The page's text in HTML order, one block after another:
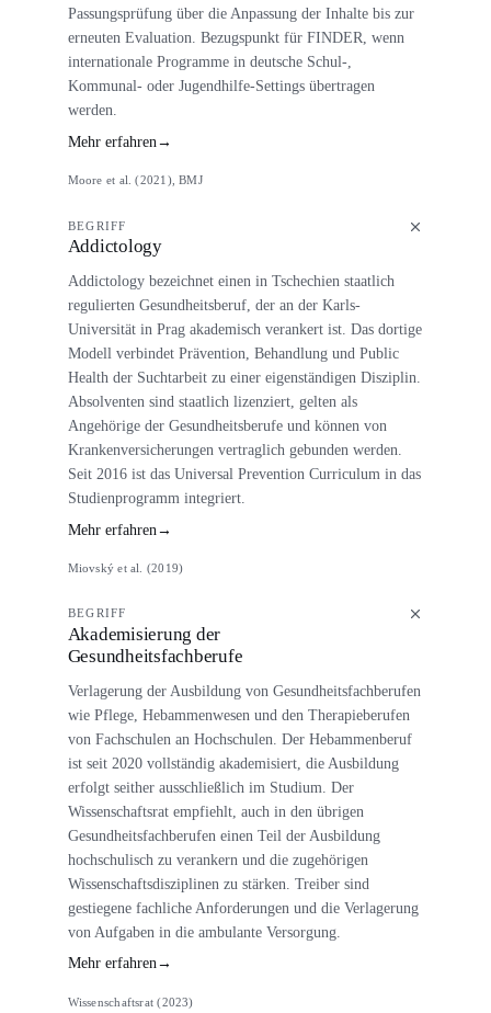
Passungsprüfung über die Anpassung der Inhalte bis zur
erneuten Evaluation. Bezugspunkt für FINDER, wenn
internationale Programme in deutsche Schul-,
Kommunal- oder Jugendhilfe-Settings übertragen
werden.
Mehr erfahren →
Moore et al. (2021), BMJ
BEGRIFF
Addictology
Addictology bezeichnet einen in Tschechien staatlich
regulierten Gesundheitsberuf, der an der Karls-
Universität in Prag akademisch verankert ist. Das dortige
Modell verbindet Prävention, Behandlung und Public
Health der Suchtarbeit zu einer eigenständigen Disziplin.
Absolventen sind staatlich lizenziert, gelten als
Angehörige der Gesundheitsberufe und können von
Krankenversicherungen vertraglich gebunden werden.
Seit 2016 ist das Universal Prevention Curriculum in das
Studienprogramm integriert.
Mehr erfahren →
Miovský et al. (2019)
BEGRIFF
Akademisierung der
Gesundheitsfachberufe
Verlagerung der Ausbildung von Gesundheitsfachberufen
wie Pflege, Hebammenwesen und den Therapieberufen
von Fachschulen an Hochschulen. Der Hebammenberuf
ist seit 2020 vollständig akademisiert, die Ausbildung
erfolgt seither ausschließlich im Studium. Der
Wissenschaftsrat empfiehlt, auch in den übrigen
Gesundheitsfachberufen einen Teil der Ausbildung
hochschulisch zu verankern und die zugehörigen
Wissenschaftsdisziplinen zu stärken. Treiber sind
gestiegene fachliche Anforderungen und die Verlagerung
von Aufgaben in die ambulante Versorgung.
Mehr erfahren→
Wissenschaftsrat (2023)